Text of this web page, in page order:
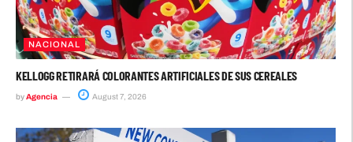
NACIONAL
KELLOGG RETIRARÁ COLORANTES ARTIFICIALES DE SUS CEREALES
byAgencia August 7, 2026